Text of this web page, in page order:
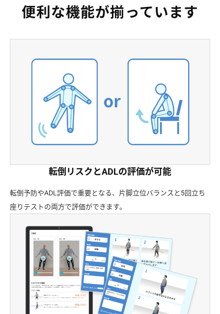
便利な機能が揃っています
転倒リスクとADLの評価が可能
転倒予防やADL評価で重要となる、片脚立位バランスと5回立ち
座りテストの両方で評価ができます。